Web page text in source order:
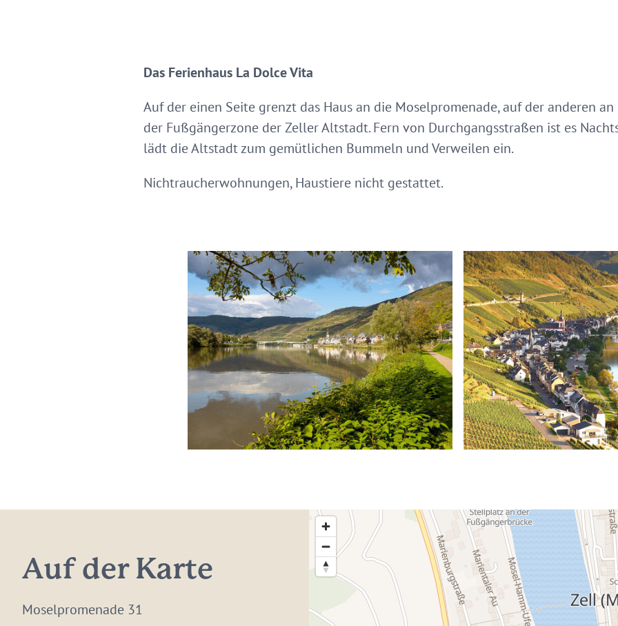
Das Ferienhaus La Dolce Vita
Auf der einen Seite grenzt das Haus an die Moselpromenade, auf der anderen
der Fußgängerzone der Zeller Altstadt. Fern von Durchgangsstraßen ist es
lädt die Altstadt zum gemütlichen Bummeln und Verweilen ein.
Nichtraucherwohnungen, Haustiere nicht gestattet.
Auf der Karte
Moselpromenade 31